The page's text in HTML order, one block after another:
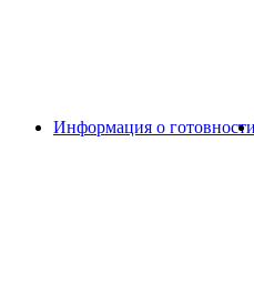
Информация о готовности